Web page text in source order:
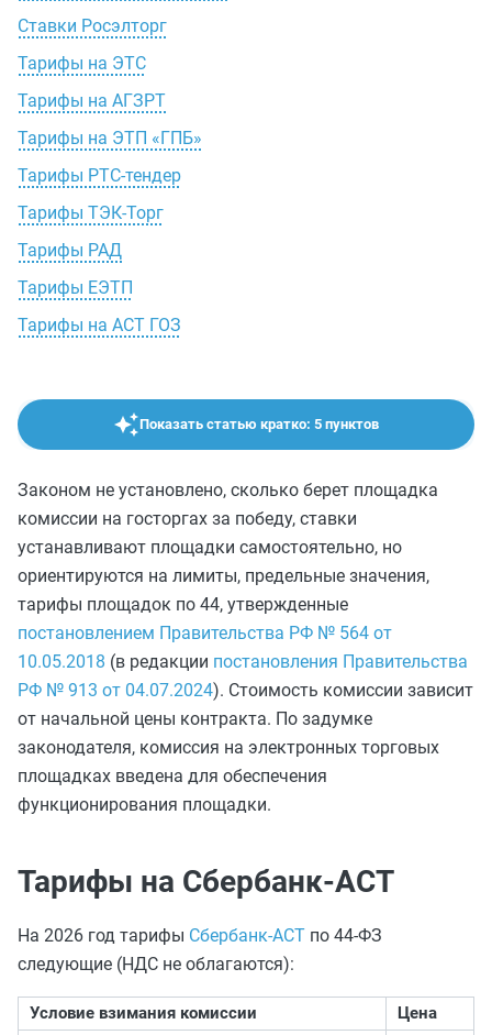
Ставки Росэлторг
Тарифы на ЭТС
Тарифы на АГЗРТ
Тарифы на ЭТП «ГПБ»
Тарифы РТС-тендер
Тарифы ТЭК-Торг
Тарифы РАД
Тарифы ЕЭТП
Тарифы на АСТ ГОЗ
Показать статью кратко: 5 пунктов
Законом не установлено, сколько берет площадка
комиссии на госторгах за победу, ставки
устанавливают площадки самостоятельно, но
ориентируются на лимиты, предельные значения,
тарифы площадок по 44, утвержденные
постановлением Правительства РФ № 564 от
10.05.2018 (в редакции постановления Правительства
РФ № 913 от 04.07.2024). Стоимость комиссии зависит
от начальной цены контракта. По задумке
законодателя, комиссия на электронных торговых
площадках введена для обеспечения
функционирования площадки.
Тарифы на Сбербанк-АСТ
На 2026 год тарифы Сбербанк-АСТ по 44-ФЗ
следующие (НДС не облагаются):
Условие взимания комиссии Цена